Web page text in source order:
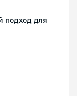
подход для